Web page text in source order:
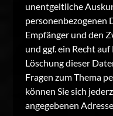
unentgeltliche
personenbezogenen
Empfänger und den
und ggf. ein Recht
Löschung dieser
Fragen zum Thema
können Sie sich
angegebenen